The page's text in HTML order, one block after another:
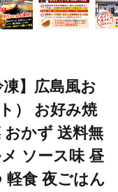
凍】広島風お
） お好み焼
おかず 送料無
ソース味 昼
軽食 夜ごはん